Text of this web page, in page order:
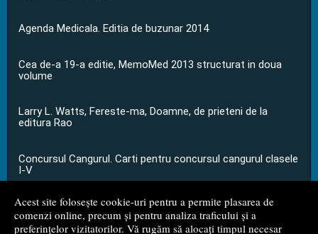
Acest site folosește cookie-uri pentru a permite plasarea de
comenzi online, precum și pentru analiza traficului și a
preferințelor vizitatorilor. Vă rugăm să alocați timpul necesar
Agenda Medicala. Editia de buzunar 2014
Cea de-a 19-a editie, MemoMed 2013 structurat in doua
volume
Larry L. Watts, Fereste-ma, Doamne, de prieteni de la
editura Rao
Concursul Cangurul. Carti pentru concursul cangurul clasele
I-V
...toate știrile